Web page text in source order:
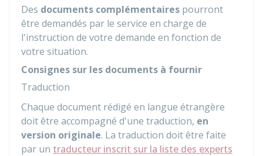
Des documents complémentaires pourront
être demandés par le service en charge de
l'instruction de votre demande en fonction de
votre situation.
Consignes sur les documents à fournir
Traduction
Chaque document rédigé en langue étrangère
doit être accompagné d'une traduction, en
version originale. La traduction doit être faite
par un traducteur inscrit sur la liste des experts